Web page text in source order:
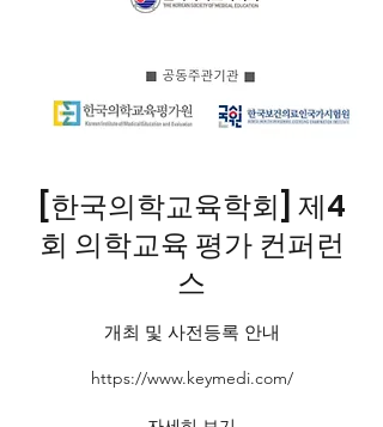
[한국의학교육학회] 제4
회 의학교육 평가 컨퍼런
스
개최 및 사전등록 안내
https://www.keymedi.com/